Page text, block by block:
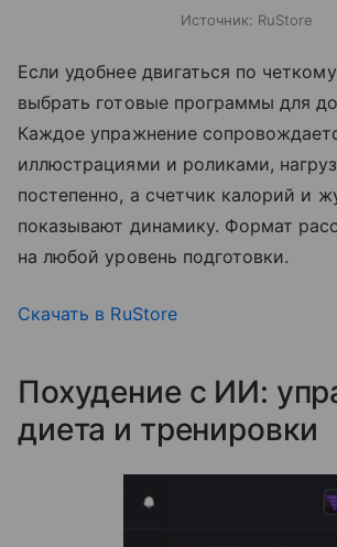
Источник: RuStore
Если удобнее двигаться по
выбрать готовые программы для
Каждое упражнение
иллюстрациями и роликами,
постепенно, а счетчик калорий и
показывают динамику. Формат
на любой уровень подготовки.
Скачать в RuStore
Похудение с ИИ:
диета и тренировки